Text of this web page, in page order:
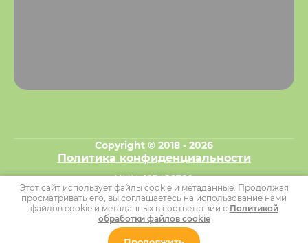
Copyright © 2018 - 2026
Политика конфиденциальности
ИНН: 123456789
ОГРНИП: 123456789
Этот сайт использует файлы cookie и метаданные. Продолжая
просматривать его, вы соглашаетесь на использование нами
файлов cookie и метаданных в соответствии с Политикой
обработки файлов cookie